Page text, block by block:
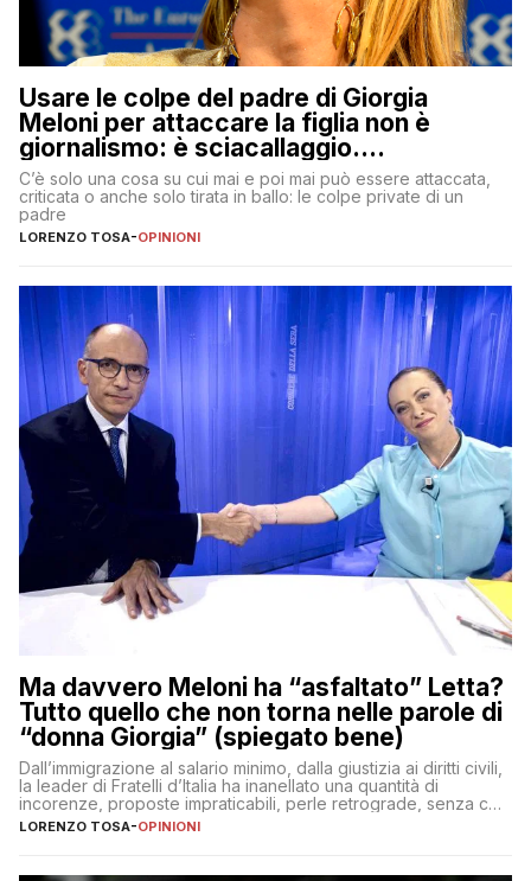
Usare le colpe del padre di Giorgia
Meloni per attaccare la figlia non è
giornalismo: è sciacallaggio.
Dimostriamo di essere diversi
C’è solo una cosa su cui mai e poi mai può essere attaccata,
criticata o anche solo tirata in ballo: le colpe private di un
padre
LORENZO TOSA-OPINIONI
Ma davvero Meloni ha “asfaltato” Letta?
Tutto quello che non torna nelle parole di
“donna Giorgia” (spiegato bene)
Dall’immigrazione al salario minimo, dalla giustizia ai diritti civili,
la leader di Fratelli d’Italia ha inanellato una quantità di
incorenze, proposte impraticabili, perle retrograde, senza che
nessuno – a destra come a sinistra – glielo abbia fatto notare
LORENZO TOSA-OPINIONI